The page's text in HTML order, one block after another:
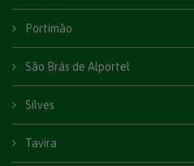
Portimão
São Brás de Alportel
Silves
Tavira